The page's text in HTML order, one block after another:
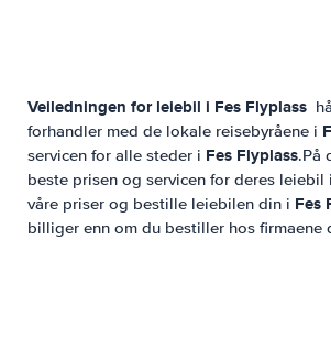
Veiledningen for leiebil i Fes Flyplass
forhandler med de lokale reisebyråene i
servicen for alle steder i Fes Flyplass.På
beste prisen og servicen for deres leiebil i
våre priser og bestille leiebilen din i Fes
billiger enn om du bestiller hos firmaene